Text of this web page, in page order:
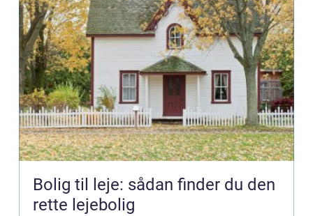
Bolig til leje: sådan finder du den
rette lejebolig